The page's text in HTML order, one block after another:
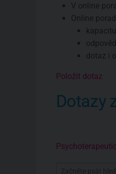
V online
Online
dotaz i
Položit dotaz
Dotazy